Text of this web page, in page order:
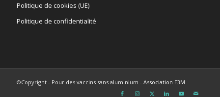
Politique de cookies (UE)
Politique de confidentialité
©Copyright - Pour des vaccins sans aluminium - Association E3M